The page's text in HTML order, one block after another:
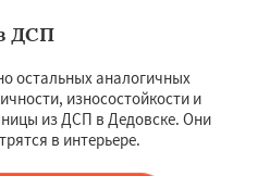
ДСП
остальных аналогичных
износостойкости и
из ДСП в Дедовске. Они
в интерьере.